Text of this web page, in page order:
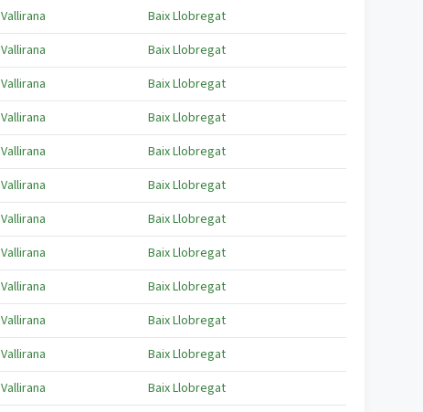
Vallirana
Baix Llobregat
Vallirana
Baix Llobregat
Vallirana
Baix Llobregat
Vallirana
Baix Llobregat
Vallirana
Baix Llobregat
Vallirana
Baix Llobregat
Vallirana
Baix Llobregat
Vallirana
Baix Llobregat
Vallirana
Baix Llobregat
Vallirana
Baix Llobregat
Vallirana
Baix Llobregat
Vallirana
Baix Llobregat